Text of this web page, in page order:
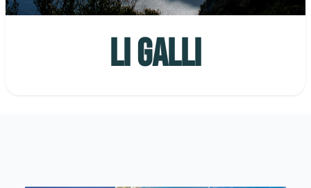
LI GALLI